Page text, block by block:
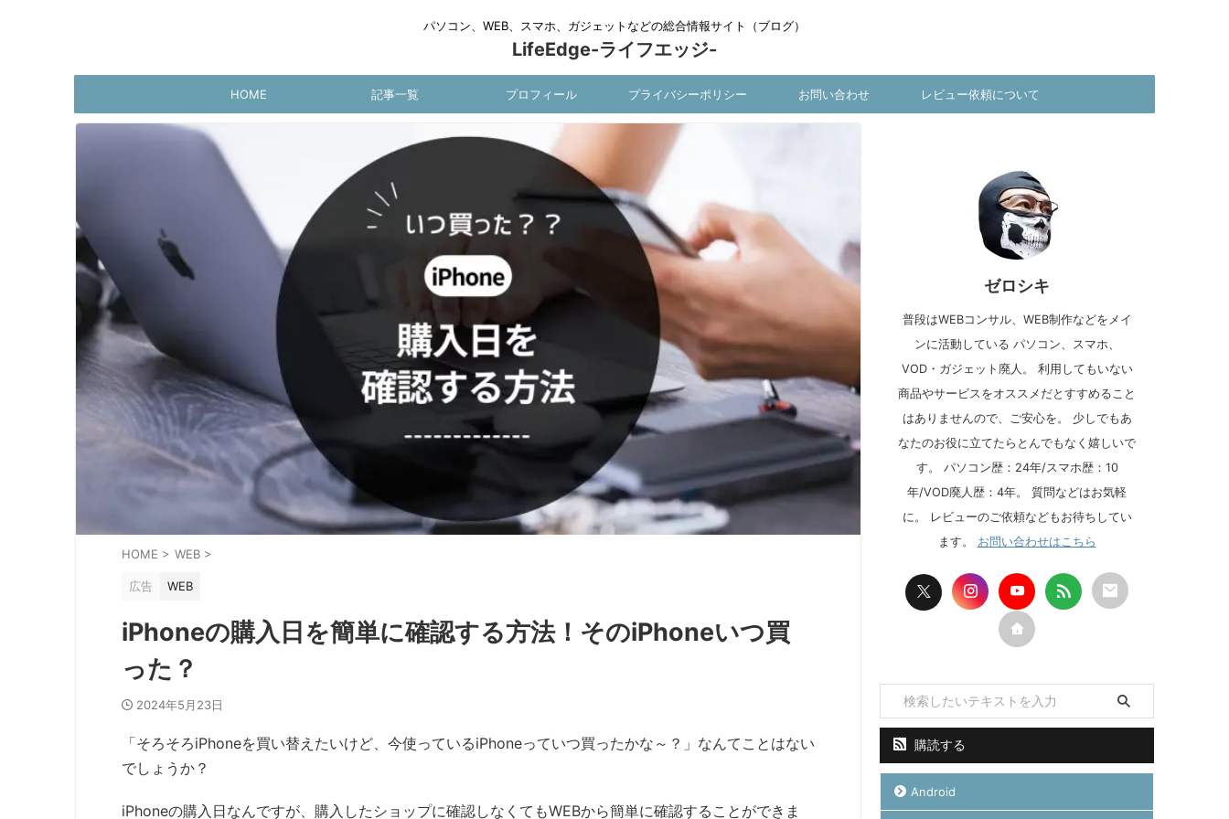
パソコン、WEB、スマホ、ガジェットなどの総合情報サイト（ブログ）
LifeEdge-ライフエッジ-
HOME 記事一覧 プロフィール プライバシーポリシー お問い合わせ レビュー依頼について
HOME > WEB >
広告 WEB
iPhoneの購入日を簡単に確認する方法！そのiPhoneいつ買
った？
2024年5月23日
「そろそろiPhoneを買い替えたいけど、今使っているiPhoneっていつ買ったかな～？」なんてことはない
でしょうか？
iPhoneの購入日なんですが、購入したショップに確認しなくてもWEBから簡単に確認することができま
ゼロシキ
普段はWEBコンサル、WEB制作などをメイ
ンに活動している パソコン、スマホ、
VOD・ガジェット廃人。 利用してもいない
商品やサービスをオススメだとすすめること
はありませんので、ご安心を。 少しでもあ
なたのお役に立てたらとんでもなく嬉しいで
す。 パソコン歴：24年/スマホ歴：10
年/VOD廃人歴：4年。 質問などはお気軽
に。 レビューのご依頼などもお待ちしてい
ます。 お問い合わせはこちら
購読する
Android